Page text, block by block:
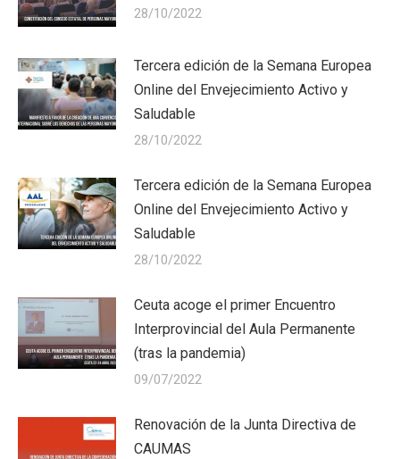
28/10/2022
Tercera edición de la Semana Europea
Online del Envejecimiento Activo y
Saludable
28/10/2022
Tercera edición de la Semana Europea
Online del Envejecimiento Activo y
Saludable
28/10/2022
Ceuta acoge el primer Encuentro
Interprovincial del Aula Permanente
(tras la pandemia)
09/07/2022
Renovación de la Junta Directiva de
CAUMAS